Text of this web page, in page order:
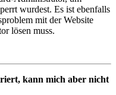
wurdest. Es ist ebenfalls
mit der Website
lösen muss.
kann mich aber nicht